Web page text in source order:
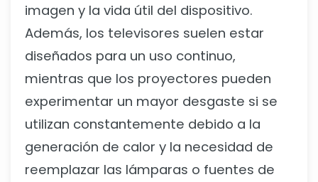
imagen y la vida útil del dispositivo.
Además, los televisores suelen estar
diseñados para un uso continuo,
mientras que los proyectores pueden
experimentar un mayor desgaste si se
utilizan constantemente debido a la
generación de calor y la necesidad de
reemplazar las lámparas o fuentes de